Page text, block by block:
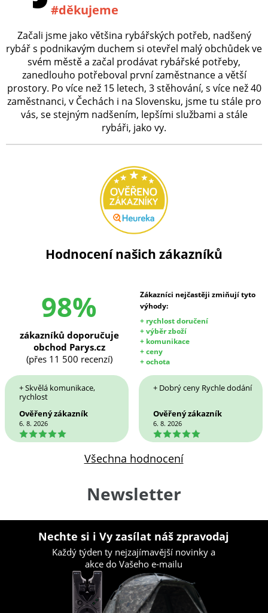
#děkujeme
Začali jsme jako většina rybářských potřeb, nadšený
rybář s podnikavým duchem si otevřel malý obchůdek ve
svém městě a začal prodávat rybářské potřeby,
zanedlouho potřeboval první zaměstnance a větší
prostory. Po více než 15 letech, 3 stěhování, s více než 40
zaměstnanci, v Čechách i na Slovensku, jsme tu stále pro
vás, se stejným nadšením, lepšími službami a stále
rybáři, jako vy.
Hodnocení našich zákazníků
98%
Zákazníci nejčastěji zmiňují tyto
výhody:
+ rychlost doručení
+ výběr zboží
+ komunikace
+ ceny
+ ochota
zákazníků doporučuje
obchod Parys.cz
(přes 11 500 recenzí)
+ Skvělá komunikace,
rychlost
Ověřený zákazník
6. 8. 2026
5
+ Dobrý ceny Rychle dodání
Ověřený zákazník
6. 8. 2026
5
Všechna hodnocení
Newsletter
Nechte si i Vy zasílat náš zpravodaj
Každý týden ty nejzajímavější novinky a
akce do Vašeho e-mailu